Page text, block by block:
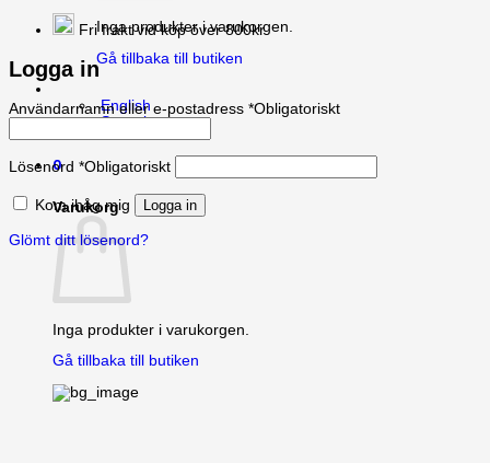
Inga produkter i varukorgen.
Gå tillbaka till butiken
English
Svenska
0
Varukorg
Inga produkter i varukorgen.
Gå tillbaka till butiken
Fri frakt vid köp över 800kr
Logga in
Användarnamn eller e-postadress *Obligatoriskt
Lösenord *Obligatoriskt
Kom ihåg mig Logga in
Glömt ditt lösenord?